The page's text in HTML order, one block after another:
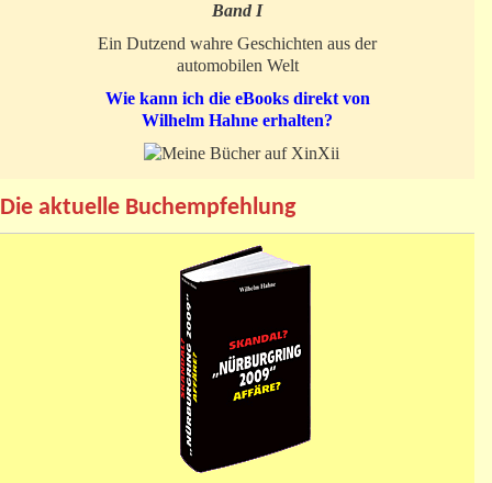
Band I
Ein Dutzend wahre Geschichten aus der
automobilen Welt
Wie kann ich die eBooks direkt von
Wilhelm Hahne erhalten?
Die aktuelle Buchempfehlung